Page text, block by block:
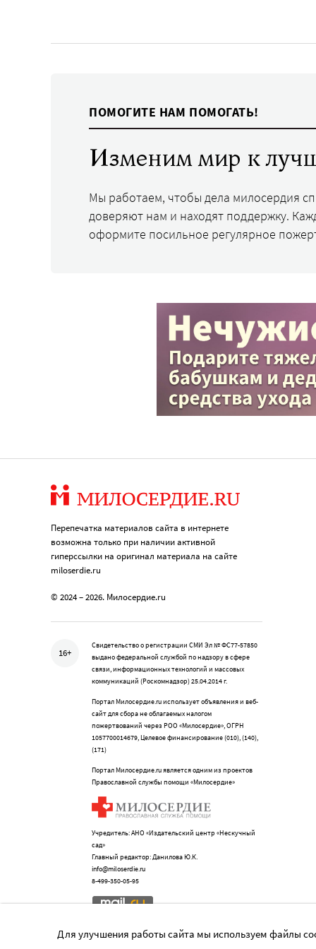
ПОМОГИТЕ НАМ ПОМОГАТЬ!
Изменим мир к
Мы работаем, чтобы дела милосердия
доверяют нам и находят поддержку.
оформите посильное регулярное
Перепечатка материалов сайта в интернете
возможна только при наличии активной
гиперссылки на оригинал материала на сайте
miloserdie.ru
© 2024 – 2026. Милосердие.ru
16+
Свидетельство о регистрации СМИ Эл № ФС77-57850
выдано федеральной службой по надзору в сфере
связи, информационных технологий и массовых
коммуникаций (Роскомнадзор) 25.04.2014 г.
Портал Милосердие.ru использует объявления и веб-
сайт для сбора не облагаемых налогом
пожертвований через РОО «Милосердие», ОГРН
1057700014679, Целевое финансирование (010), (140),
(171)
Портал Милосердие.ru является одним из проектов
Православной службы помощи «Милосердие»
Учредитель: АНО «Издательский центр «Нескучный
сад»
Главный редактор: Данилова Ю.К.
info@miloserdie.ru
8-499-350-05-95
Для улучшения работы сайта мы используем файлы